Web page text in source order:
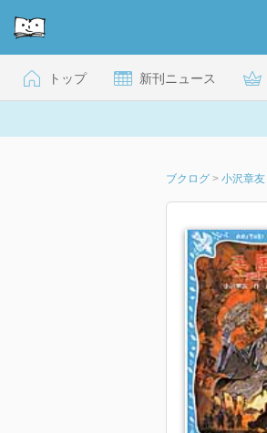
トップ 新刊ニュース
ブクログ > 小沢章友